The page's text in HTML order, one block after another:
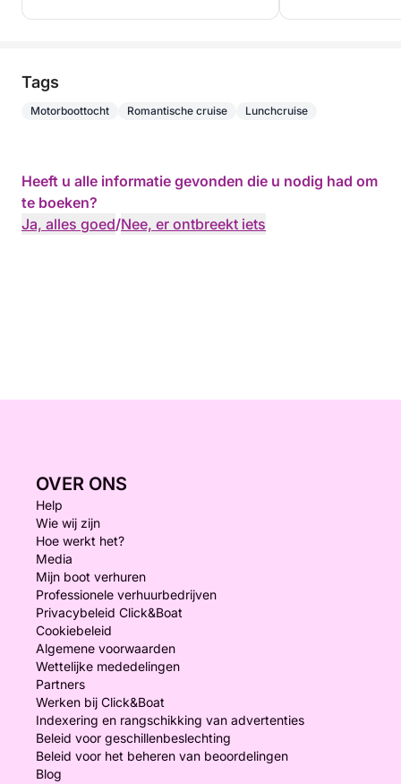
Tags
Motorboottocht Romantische cruise Lunchcruise
Heeft u alle informatie gevonden die u nodig had om
te boeken?
Ja, alles goed/Nee, er ontbreekt iets
OVER ONS
Help
Wie wij zijn
Hoe werkt het?
Media
Mijn boot verhuren
Professionele verhuurbedrijven
Privacybeleid Click&Boat
Cookiebeleid
Algemene voorwaarden
Wettelijke mededelingen
Partners
Werken bij Click&Boat
Indexering en rangschikking van advertenties
Beleid voor geschillenbeslechting
Beleid voor het beheren van beoordelingen
Blog